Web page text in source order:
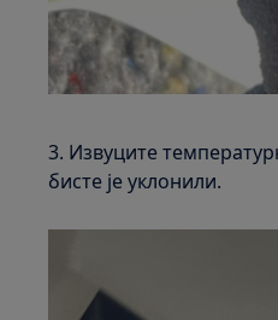
3. Извуците
бисте је уклонили.